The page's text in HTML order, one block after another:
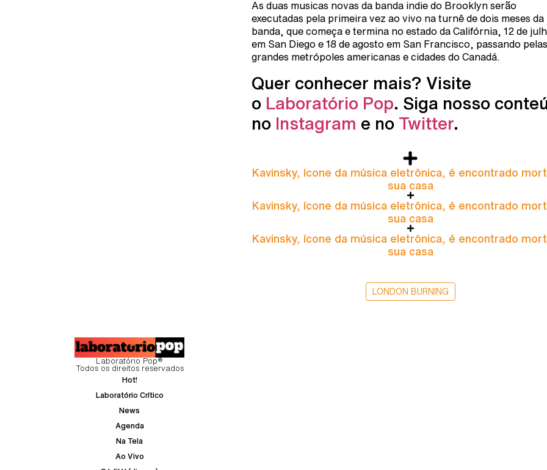
As duas musicas novas da banda indie do Brooklyn serão
executadas pela primeira vez ao vivo na turnê de dois meses da
banda, que começa e termina no estado da Califórnia, 12 de
em San Diego e 18 de agosto em San Francisco, passando pelas
grandes metrópoles americanas e cidades do Canadá.
Quer conhecer mais? Visite
o Laboratório Pop. Siga nosso
no Instagram e no Twitter.
Kavinsky, ícone da música eletrônica, é encontrado
sua casa
Kavinsky, ícone da música eletrônica, é encontrado
sua casa
Kavinsky, ícone da música eletrônica, é encontrado
sua casa
LONDON BURNING
Laboratório Pop®
Todos os direitos reservados
Hot!
Laboratório Crítico
News
Agenda
Na Tela
Ao Vivo